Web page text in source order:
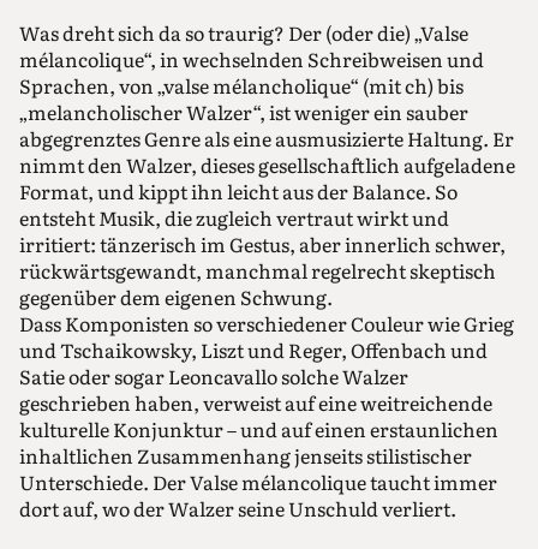
Was dreht sich da so traurig? Der (oder die) „Valse
mélancolique“, in wechselnden Schreibweisen und
Sprachen, von „valse mélancholique“ (mit ch) bis
„melancholischer Walzer“, ist weniger ein sauber
abgegrenztes Genre als eine ausmusizierte Haltung. Er
nimmt den Walzer, dieses gesellschaftlich aufgeladene
Format, und kippt ihn leicht aus der Balance. So
entsteht Musik, die zugleich vertraut wirkt und
irritiert: tänzerisch im Gestus, aber innerlich schwer,
rückwärtsgewandt, manchmal regelrecht skeptisch
gegenüber dem eigenen Schwung.
Dass Komponisten so verschiedener Couleur wie Grieg
und Tschaikowsky, Liszt und Reger, Offenbach und
Satie oder sogar Leoncavallo solche Walzer
geschrieben haben, verweist auf eine weitreichende
kulturelle Konjunktur – und auf einen erstaunlichen
inhaltlichen Zusammenhang jenseits stilistischer
Unterschiede. Der Valse mélancolique taucht immer
dort auf, wo der Walzer seine Unschuld verliert.